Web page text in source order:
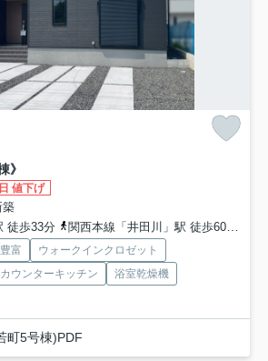
》
値下げ
築
徒歩33分
関西本線「井田川」駅 徒歩60分
富
ウォークインクロゼット
カウンターキッチン
浴室乾燥機
町5号棟)PDF